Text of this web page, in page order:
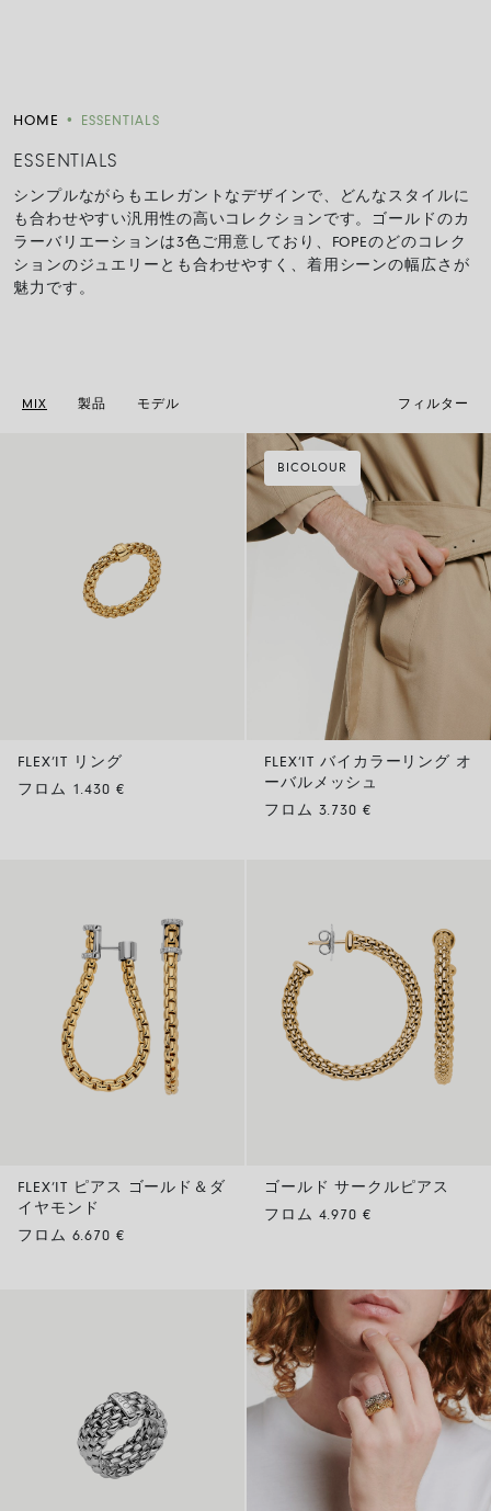
HOME • ESSENTIALS
ESSENTIALS
シンプルながらもエレガントなデザインで、どんなスタイルに
も合わせやすい汎用性の高いコレクションです。ゴールドのカ
ラーバリエーションは3色ご用意しており、FOPEのどのコレク
ションのジュエリーとも合わせやすく、着用シーンの幅広さが
魅力です。
MIX 製品 モデル フィルター
FLEX’IT リング
フロム 1.430 €
BICOLOUR
FLEX’IT バイカラーリング オ
ーバルメッシュ
フロム 3.730 €
FLEX’IT ピアス ゴールド＆ダ
イヤモンド
フロム 6.670 €
ゴールド サークルピアス
フロム 4.970 €